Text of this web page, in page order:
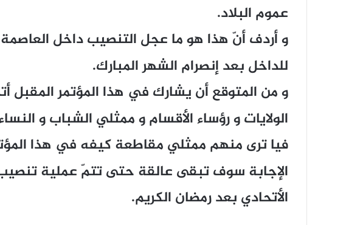
عموم البلاد.
و أردف أنّ هذا هو ما عجل التنصيب داخل
للداخل بعد إنصرام الشهر المبارك.
و من المتوقع أن يشارك في هذا المؤتمر المقبل
الولايات و رؤساء الأقسام و ممثلي الشباب و
فيا ترى منهم ممثلي مقاطعة كيفه في هذا
الإجابة سوف تبقى عالقة حتى تتمّ عملية تنصيب
الأتحادي بعد رمضان الكريم.